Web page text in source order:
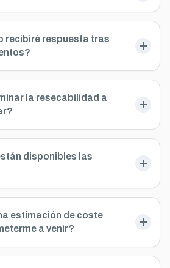
recibiré respuesta tras
la resecabilidad a
disponibles las
estimación de coste
a venir?